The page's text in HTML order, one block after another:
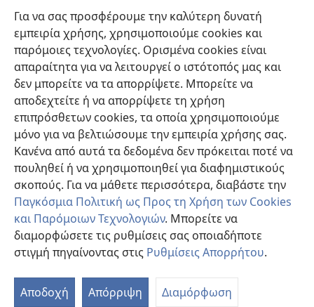
Για να σας προσφέρουμε την καλύτερη δυνατή
εμπειρία χρήσης, χρησιμοποιούμε cookies και
παρόμοιες τεχνολογίες. Ορισμένα cookies είναι
απαραίτητα για να λειτουργεί ο ιστότοπός μας και
δεν μπορείτε να τα απορρίψετε. Μπορείτε να
αποδεχτείτε ή να απορρίψετε τη χρήση
επιπρόσθετων cookies, τα οποία χρησιμοποιούμε
μόνο για να βελτιώσουμε την εμπειρία χρήσης σας.
Κανένα από αυτά τα δεδομένα δεν πρόκειται ποτέ να
πουληθεί ή να χρησιμοποιηθεί για διαφημιστικούς
σκοπούς. Για να μάθετε περισσότερα, διαβάστε την
Παγκόσμια Πολιτική ως Προς τη Χρήση των Cookies
και Παρόμοιων Τεχνολογιών. Μπορείτε να
διαμορφώσετε τις ρυθμίσεις σας οποιαδήποτε
στιγμή πηγαίνοντας στις Ρυθμίσεις Απορρήτου.
Αποδοχή Απόρριψη Διαμόρφωση
Συνεισφορές
(ανοίγει
παράθυρο)ΔΙΑΔΙΚΤΥΑΚΗ ΒΙΒΛΙΟΘΗΚΗ της Σκοπιάς™
(ανοίγει
νέο
παράθυρο)
JW Hub ®
(ανοίγει
νέο
παράθυρο)JW Library®
Βιβλιοθήκη της Σκοπιάς
Copyright
© 2026 Watch Tower Bible and Tract Society of Pennsylvania.
ΟΡΟΙ ΧΡΗΣΗΣ |ΠΟΛΙΤΙΚΗ ΑΠΟΡΡΗΤΟΥ |ΡΥΘΜΙΣΕΙΣ ΑΠΟΡΡΗΤΟΥ